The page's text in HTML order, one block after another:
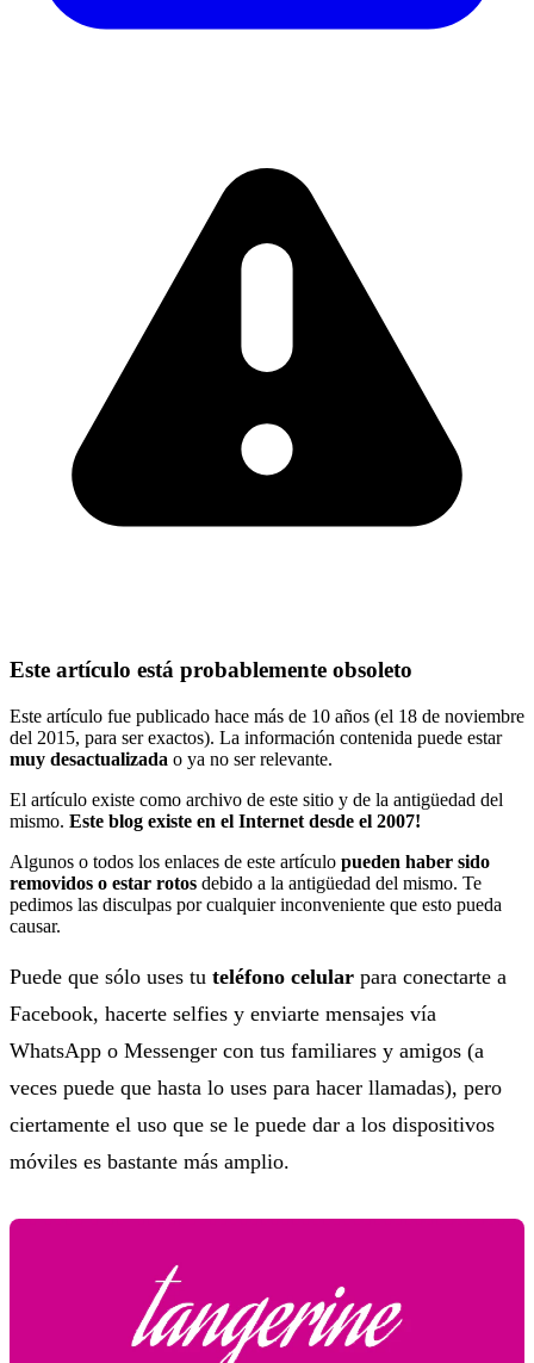
Este artículo está probablemente obsoleto
Este artículo fue publicado hace más de 10 años (el 18 de noviembre
del 2015, para ser exactos). La información contenida puede estar
muy desactualizada o ya no ser relevante.
El artículo existe como archivo de este sitio y de la antigüedad del
mismo. Este blog existe en el Internet desde el 2007!
Algunos o todos los enlaces de este artículo pueden haber sido
removidos o estar rotos debido a la antigüedad del mismo. Te
pedimos las disculpas por cualquier inconveniente que esto pueda
causar.
Puede que sólo uses tu teléfono celular para conectarte a
Facebook, hacerte selfies y enviarte mensajes vía
WhatsApp o Messenger con tus familiares y amigos (a
veces puede que hasta lo uses para hacer llamadas), pero
ciertamente el uso que se le puede dar a los dispositivos
móviles es bastante más amplio.